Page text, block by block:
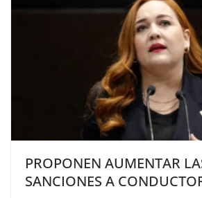
PROPONEN AUMENTAR
SANCIONES A